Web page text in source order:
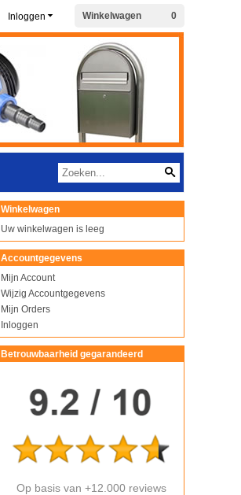
Winkelwagen 0
Inloggen
Winkelwagen
Uw winkelwagen is leeg
Accountgegevens
Mijn Account
Wijzig Accountgegevens
Mijn Orders
Inloggen
Betrouwbaarheid gegarandeerd
Op basis van +12.000 reviews